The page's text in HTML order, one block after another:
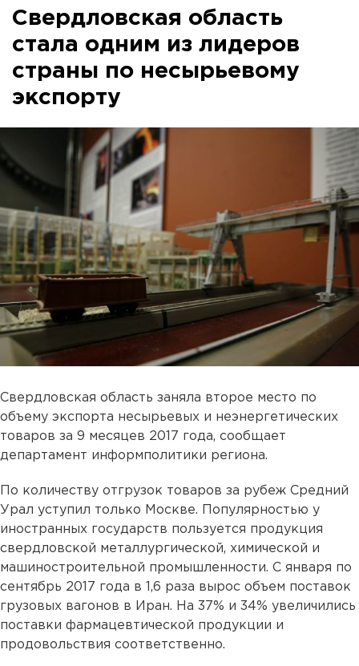
Свердловская область
стала одним из лидеров
страны по несырьевому
экспорту
Свердловская область заняла второе место по
объему экспорта несырьевых и неэнергетических
товаров за 9 месяцев 2017 года, сообщает
департамент информполитики региона.
По количеству отгрузок товаров за рубеж Средний
Урал уступил только Москве. Популярностью у
иностранных государств пользуется продукция
свердловской металлургической, химической и
машиностроительной промышленности. С января по
сентябрь 2017 года в 1,6 раза вырос объем поставок
грузовых вагонов в Иран. На 37% и 34% увеличились
поставки фармацевтической продукции и
продовольствия соответственно.